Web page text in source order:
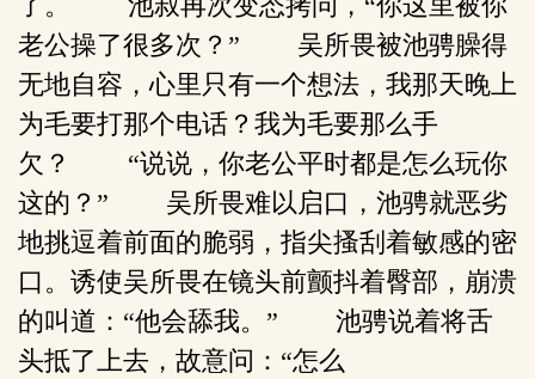
老公操了很多次？” 吴所畏被池骋臊得
无地自容，心里只有一个想法，我那天晚上
为毛要打那个电话？我为毛要那么手
欠？ “说说，你老公平时都是怎么玩你
这的？” 吴所畏难以启口，池骋就恶劣
地挑逗着前面的脆弱，指尖搔刮着敏感的密
口。诱使吴所畏在镜头前颤抖着臀部，崩溃
的叫道：“他会舔我。” 池骋说着将舌
头抵了上去，故意问：“怎么